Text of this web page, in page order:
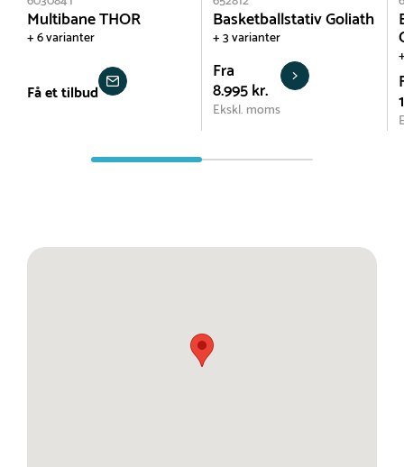
Multibane THOR
+ 6 varianter
Få et tilbud
Basketballstativ Goliath
+ 3 varianter
Fra
8.995 kr.
Ekskl. moms